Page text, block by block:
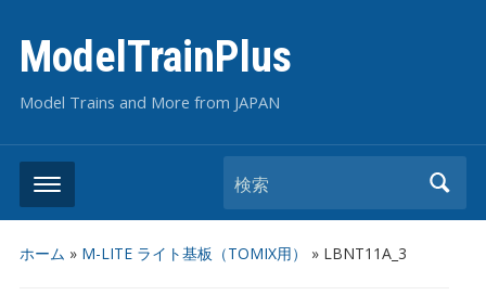
ModelTrainPlus
Model Trains and More from JAPAN
検索
ホーム » M-LITE ライト基板（TOMIX用） » LBNT11A_3